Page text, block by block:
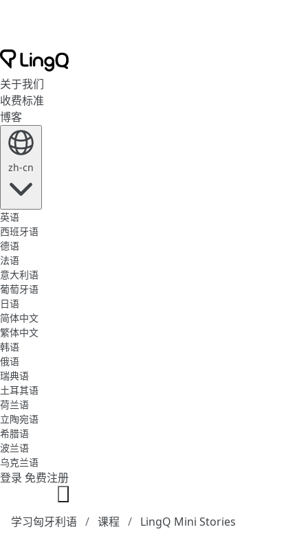
关于我们
收费标准
博客
zh-cn
英语
西班牙语
德语
法语
意大利语
葡萄牙语
日语
简体中文
繁体中文
韩语
俄语
瑞典语
土耳其语
荷兰语
立陶宛语
希腊语
波兰语
乌克兰语
登录 免费注册
学习匈牙利语 课程 LingQ Mini Stories